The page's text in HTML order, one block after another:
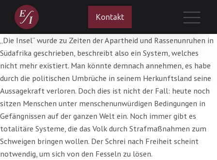
Kontakt
„Die Insel“ wurde zu Zeiten der Apartheid und Rassenunruhen in
Südafrika geschrieben, beschreibt also ein System, welches
nicht mehr existiert. Man könnte demnach annehmen, es habe
durch die politischen Umbrüche in seinem Herkunftsland seine
Aussagekraft verloren. Doch dies ist nicht der Fall: heute noch
sitzen Menschen unter menschenunwürdigen Bedingungen in
Gefängnissen auf der ganzen Welt ein. Noch immer gibt es
totalitäre Systeme, die das Volk durch Strafmaßnahmen zum
Schweigen bringen wollen. Der Schrei nach Freiheit scheint
notwendig, um sich von den Fesseln zu lösen.